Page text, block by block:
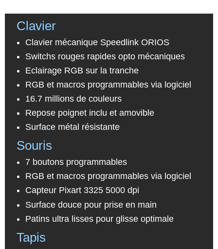
Clavier
Clavier mécanique Speedlink ORIOS
Switchs rouges rapides opto mécaniques
Eclairage RGB sur la tranche
RGB et macros programmables via logiciel
16.7 millions de couleurs
Repose poignet inclu et amovible
Surface métal résistante
Souris
7 boutons programmables
RGB et macros programmables via logiciel
Capteur Pixart 3325 5000 dpi
Surface douce pour prise en main
Patins ultra lisses pour glisse optimale
Tapis